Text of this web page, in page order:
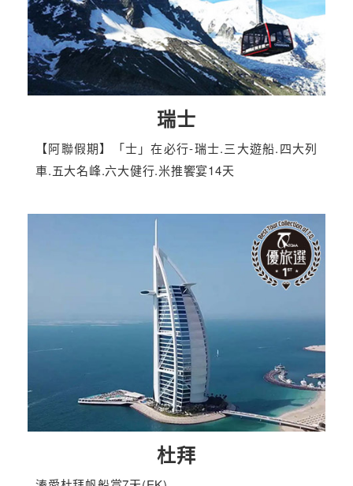
瑞士
【阿聯假期】「士」在必行-瑞士.三大遊船.四大列
車.五大名峰.六大健行.米推饗宴14天
杜拜